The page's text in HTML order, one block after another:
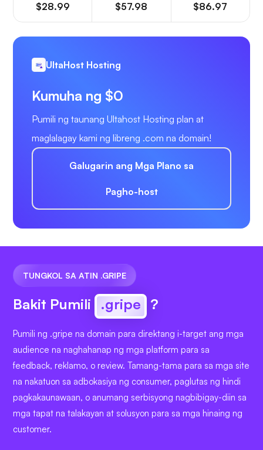
$28.99 $57.98 $86.97
UltaHost Hosting
Kumuha ng $0
Pumili ng taunang Ultahost Hosting plan at
maglalagay kami ng libreng .com na domain!
Galugarin ang Mga Plano sa
Pagho-host
TUNGKOL SA ATIN .GRIPE
Bakit Pumili .gripe ?
Pumili ng .gripe na domain para direktang i-target ang mga
audience na naghahanap ng mga platform para sa
feedback, reklamo, o review. Tamang-tama para sa mga site
na nakatuon sa adbokasiya ng consumer, paglutas ng hindi
pagkakaunawaan, o anumang serbisyong nagbibigay-diin sa
mga tapat na talakayan at solusyon para sa mga hinaing ng
customer.